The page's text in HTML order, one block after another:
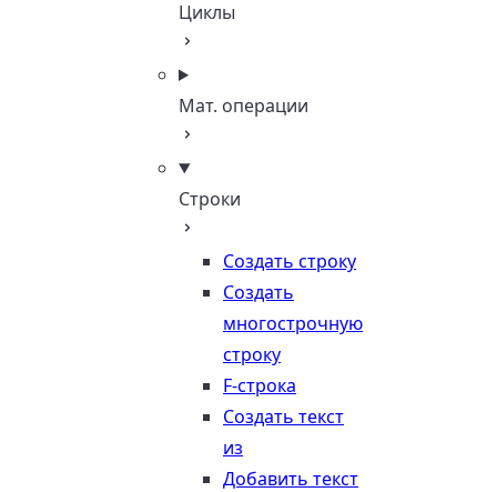
Циклы
Мат. операции
Строки
Создать строку
Создать
многострочную
строку
F-строка
Создать текст
из
Добавить текст